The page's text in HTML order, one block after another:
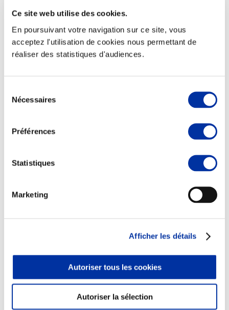
Ce site web utilise des cookies.
En poursuivant votre navigation sur ce site, vous
acceptez l'utilisation de cookies nous permettant de
réaliser des statistiques d'audiences.
Nécessaires
Préférences
Statistiques
Marketing
Afficher les détails
Autoriser tous les cookies
Autoriser la sélection
Elevage
Consommation
Sécurité sanitaire
Juste rémunération et attractivité des métiers
Info-veille scientifique